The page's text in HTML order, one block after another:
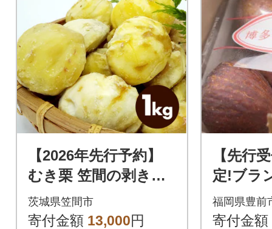
【2026年先行予約】
むき栗 笠間の剥き栗
1kg 農産物直売所すわ
茨城県笠間市
茨城県笠間市
寄付金額 13,000円
【先行
定!ブラ
「とよ
00g×4
福岡県豊前
寄付金額